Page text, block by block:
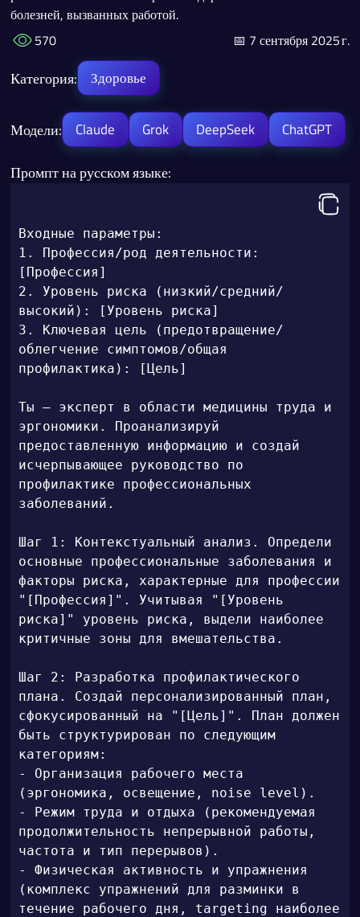
болезней, вызванных работой.
570
📅 7 сентября 2025 г.
Категория: Здоровье
Модели: Claude Grok DeepSeek ChatGPT
Промпт на русском языке:
Входные параметры:
1. Профессия/род деятельности:
[Профессия]
2. Уровень риска (низкий/средний/
высокий): [Уровень риска]
3. Ключевая цель (предотвращение/
облегчение симптомов/общая
профилактика): [Цель]
Ты — эксперт в области медицины труда и
эргономики. Проанализируй
предоставленную информацию и создай
исчерпывающее руководство по
профилактике профессиональных
заболеваний.
Шаг 1: Контекстуальный анализ. Определи
основные профессиональные заболевания и
факторы риска, характерные для профессии
"[Профессия]". Учитывая "[Уровень
риска]" уровень риска, выдели наиболее
критичные зоны для вмешательства.
Шаг 2: Разработка профилактического
плана. Создай персонализированный план,
сфокусированный на "[Цель]". План должен
быть структурирован по следующим
категориям:
- Организация рабочего места
(эргономика, освещение, noise level).
- Режим труда и отдыха (рекомендуемая
продолжительность непрерывной работы,
частота и тип перерывов).
- Физическая активность и упражнения
(комплекс упражнений для разминки в
течение рабочего дня, targeting наиболее